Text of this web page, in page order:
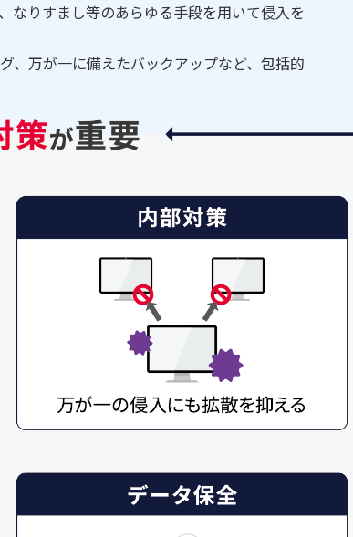
なりすまし等のあらゆる手段を用いて侵入を
、万が一に備えたバックアップなど、包括的